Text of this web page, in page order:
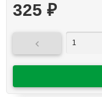
325 ₽
